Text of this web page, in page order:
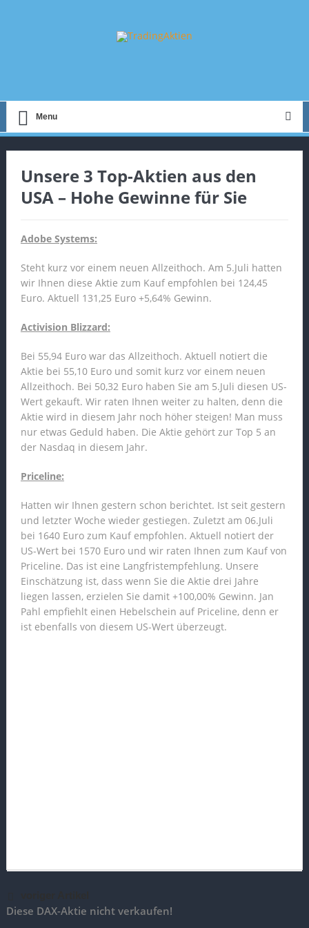
Menu
Unsere 3 Top-Aktien aus den
USA – Hohe Gewinne für Sie
Adobe Systems:
Steht kurz vor einem neuen Allzeithoch. Am 5.Juli hatten
wir Ihnen diese Aktie zum Kauf empfohlen bei 124,45
Euro. Aktuell 131,25 Euro +5,64% Gewinn.
Activision Blizzard:
Bei 55,94 Euro war das Allzeithoch. Aktuell notiert die
Aktie bei 55,10 Euro und somit kurz vor einem neuen
Allzeithoch. Bei 50,32 Euro haben Sie am 5.Juli diesen US-
Wert gekauft. Wir raten Ihnen weiter zu halten, denn die
Aktie wird in diesem Jahr noch höher steigen! Man muss
nur etwas Geduld haben. Die Aktie gehört zur Top 5 an
der Nasdaq in diesem Jahr.
Priceline:
Hatten wir Ihnen gestern schon berichtet. Ist seit gestern
und letzter Woche wieder gestiegen. Zuletzt am 06.Juli
bei 1640 Euro zum Kauf empfohlen. Aktuell notiert der
US-Wert bei 1570 Euro und wir raten Ihnen zum Kauf von
Priceline. Das ist eine Langfristempfehlung. Unsere
Einschätzung ist, dass wenn Sie die Aktie drei Jahre
liegen lassen, erzielen Sie damit +100,00% Gewinn. Jan
Pahl empfiehlt einen Hebelschein auf Priceline, denn er
ist ebenfalls von diesem US-Wert überzeugt.
Diese DAX-Aktie nicht verkaufen!